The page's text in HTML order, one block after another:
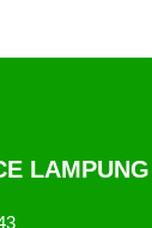
LAMPUNG